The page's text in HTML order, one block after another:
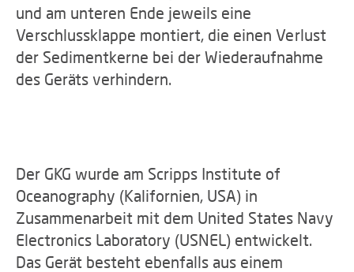
und am unteren Ende jeweils eine
Verschlussklappe montiert, die einen Verlust
der Sedimentkerne bei der Wiederaufnahme
des Geräts verhindern.
Der GKG wurde am Scripps Institute of
Oceanography (Kalifornien, USA) in
Zusammenarbeit mit dem United States Navy
Electronics Laboratory (USNEL) entwickelt.
Das Gerät besteht ebenfalls aus einem